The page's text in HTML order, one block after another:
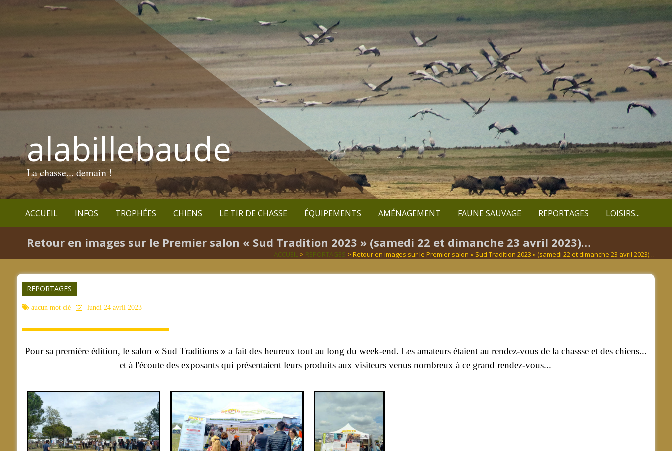
alabillebaude
La chasse... demain !
ACCUEIL INFOS TROPHÉES CHIENS LE TIR DE CHASSE ÉQUIPEMENTS AMÉNAGEMENT FAUNE SAUVAGE REPORTAGES LOISIRS...
Retour en images sur le Premier salon « Sud Tradition 2023 » (samedi 22 et dimanche 23 avril 2023)…
ACCUEIL > REPORTAGES > Retour en images sur le Premier salon « Sud Tradition 2023 » (samedi 22 et dimanche 23 avril 2023)…
REPORTAGES
aucun mot clé lundi 24 avril 2023
Pour sa première édition, le salon « Sud Traditions » a fait des heureux tout au long du week-end. Les amateurs étaient au rendez-vous de la chassse et des chiens...
et à l'écoute des exposants qui présentaient leurs produits aux visiteurs venus nombreux à ce grand rendez-vous...